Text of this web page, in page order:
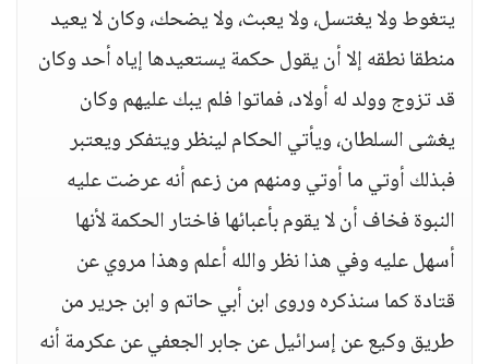
يتغوط ولا يغتسل، ولا يعبث، ولا يضحك، وكان لا يعيد
منطقا نطقه إلا أن يقول حكمة يستعيدها إياه أحد وكان
قد تزوج وولد له أولاد، فماتوا فلم يبك عليهم وكان
يغشى السلطان، ويأتي الحكام لينظر ويتفكر ويعتبر
فبذلك أوتي ما أوتي ومنهم من زعم أنه عرضت عليه
النبوة فخاف أن لا يقوم بأعبائها فاختار الحكمة لأنها
أسهل عليه وفي هذا نظر والله أعلم وهذا مروي عن
قتادة كما سنذكره وروى ابن أبي حاتم و ابن جرير من
طريق وكيع عن إسرائيل عن جابر الجعفي عن عكرمة أنه